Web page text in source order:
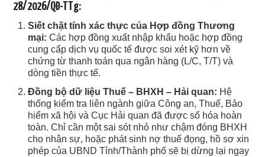
28/2026/QĐ-TTg:
Siết chặt tính xác thực của Hợp đồng Thương
mại: Các hợp đồng xuất nhập khẩu hoặc hợp đồng
cung cấp dịch vụ quốc tế được soi xét kỹ hơn về
chứng từ thanh toán qua ngân hàng (L/C, T/T) và
dòng tiền thực tế.
Đồng bộ dữ liệu Thuế – BHXH – Hải quan: Hệ
thống kiểm tra liên ngành giữa Công an, Thuế, Bảo
hiểm xã hội và Cục Hải quan đã được số hóa hoàn
toàn. Chỉ cần một sai sót nhỏ như chậm đóng BHXH
cho nhân sự, hoặc phát sinh nợ thuế đọng, hồ sơ xin
phép của UBND Tỉnh/Thành phố sẽ bị dừng lại ngay